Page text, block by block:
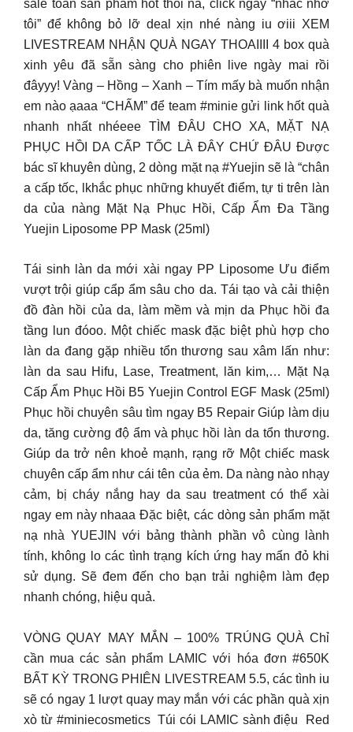
sale toàn sản phẩm hot thôi nà, click ngay “nhắc nhở
tôi” để không bỏ lỡ deal xịn nhé nàng iu ơiii XEM
LIVESTREAM NHẬN QUÀ NGAY THOAIIII 4 box quà
xinh yêu đã sẵn sàng cho phiên live ngày mai rồi
đâyyy! Vàng – Hồng – Xanh – Tím mấy bà muốn nhận
em nào ạaaa “CHẤM” để team #minie gửi link hốt quà
nhanh nhất nhéeee TÌM ĐÂU CHO XA, MẶT NẠ
PHỤC HỒI DA CẤP TỐC LÀ ĐÂY CHỨ ĐÂU Được
bác sĩ khuyên dùng, 2 dòng mặt nạ #Yuejin sẽ là “chân
a cấp tốc, lkhắc phục những khuyết điểm, tự ti trên làn
da của nàng Mặt Nạ Phục Hồi, Cấp Ẩm Đa Tầng
Yuejin Liposome PP Mask (25ml)
Tái sinh làn da mới xài ngay PP Liposome Ưu điểm
vượt trội giúp cẩp ẩm sâu cho da. Tái tạo và cải thiện
đồ đàn hồi của da, làm mềm và mịn da Phục hồi đa
tầng lun đóoo. Một chiếc mask đặc biệt phù hợp cho
làn da đang gặp nhiều tổn thương sau xâm lấn như:
làn da sau Hifu, Lase, Treatment, lăn kim,… Mặt Nạ
Cấp Ẩm Phục Hồi B5 Yuejin Control EGF Mask (25ml)
Phục hồi chuyên sâu tìm ngay B5 Repair Giúp làm dịu
da, tăng cường độ ẩm và phục hồi làn da tổn thương.
Giúp da trở nên khoẻ mạnh, rạng rỡ Một chiếc mask
chuyên cấp ẩm như cái tên của ẻm. Da nàng nào nhạy
cảm, bị cháy nắng hay da sau treatment có thể xài
ngay em này nhaaa Đặc biệt, các dòng sản phẩm mặt
nạ nhà YUEJIN với bảng thành phần vô cùng lành
tính, không lo các tình trạng kích ứng hay mẩn đỏ khi
sử dụng. Sẽ đem đến cho bạn trải nghiệm làm đẹp
nhanh chóng, hiệu quả.
VÒNG QUAY MAY MẮN – 100% TRÚNG QUÀ Chỉ
cần mua các sản phẩm LAMIC với hóa đơn #650K
BẤT KỲ TRONG PHIÊN LIVESTREAM 5.5, các tình iu
sẽ có ngay 1 lượt quay may mắn với các phần quà xịn
xò từ #miniecosmetics ️ Túi cói LAMIC sành điệu ️ Red